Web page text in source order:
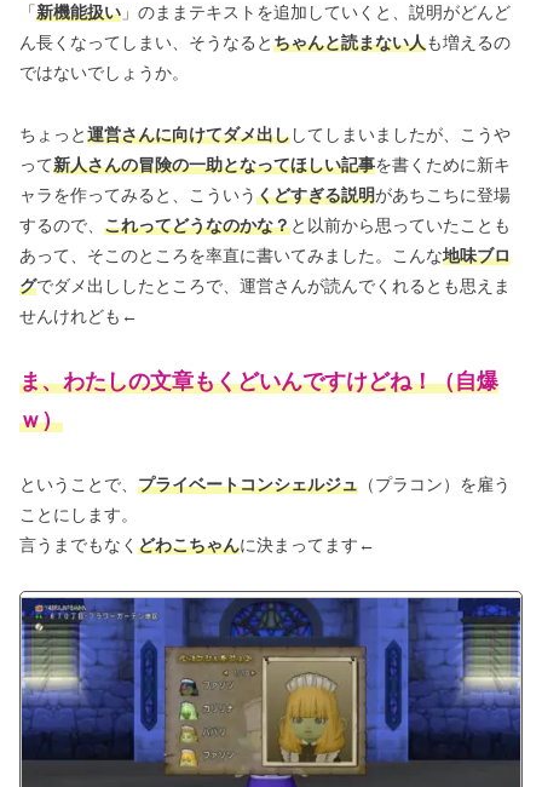
「新機能扱い 」のままテキストを追加していくと、説明がどんど
ん長くなってしまい、そうなるとちゃんと読まない人も増えるの
ではないでしょうか。
ちょっと運営さんに向けてダメ出ししてしまいましたが、こうや
って新人さんの冒険の一助となってほしい記事を書くために新キ
ャラを作ってみると、こういうくどすぎる説明があちこちに登場
するので、 これってどうなのかな？と以前から思っていたことも
あって、そこのところを率直に書いてみました。こんな地味ブロ
グでダメ出ししたところで、運営さんが読んでくれるとも思えま
せんけれども←
ま、わたしの文章もくどいんですけどね！（自爆
ｗ）
ということで、 プライベートコンシェルジュ （プラコン）を雇う
ことにします。
言うまでもなく どわこちゃんに決まってます←